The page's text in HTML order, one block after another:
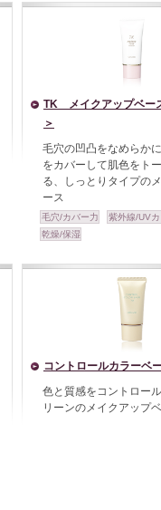
TK メイクアップベー
＞
毛穴の凹凸をなめらか
をカバーして肌色をト
る、しっとりタイプの
ース
毛穴/カバー力
紫外線/UVカ
乾燥/保湿
コントロールカラーベ
色と質感をコントロー
リーンのメイクアップ